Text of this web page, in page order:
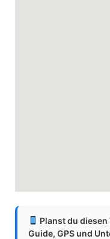
Planst du diesen
Guide, GPS und